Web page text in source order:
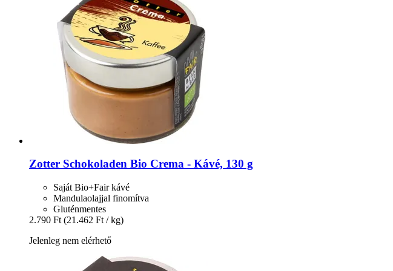
Zotter Schokoladen Bio Crema -​ Kávé, 130 g
Saját Bio+Fair kávé
Mandulaolajjal finomítva
Gluténmentes
2.790 Ft (21.462 Ft / kg)
Jelenleg nem elérhető